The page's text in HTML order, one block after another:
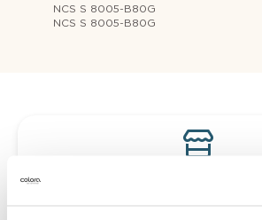
NCS S 8005-B80G
NCS S 8005-B80G
Ontdek er kleurechte